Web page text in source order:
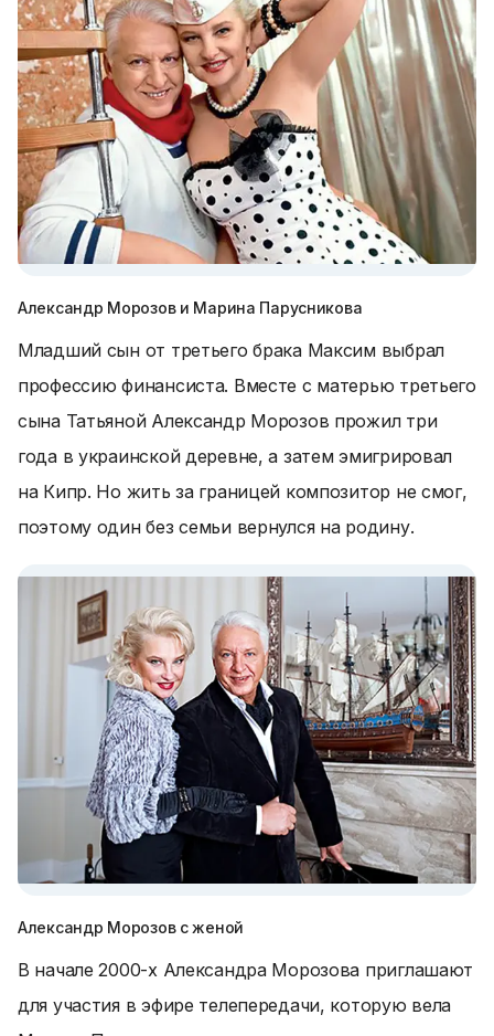
Александр Морозов и Марина Парусникова
Младший сын от третьего брака Максим выбрал
профессию финансиста. Вместе с матерью третьего
сына Татьяной Александр Морозов прожил три
года в украинской деревне, а затем эмигрировал
на Кипр. Но жить за границей композитор не смог,
поэтому один без семьи вернулся на родину.
Александр Морозов с женой
В начале 2000-х Александра Морозова приглашают
для участия в эфире телепередачи, которую вела